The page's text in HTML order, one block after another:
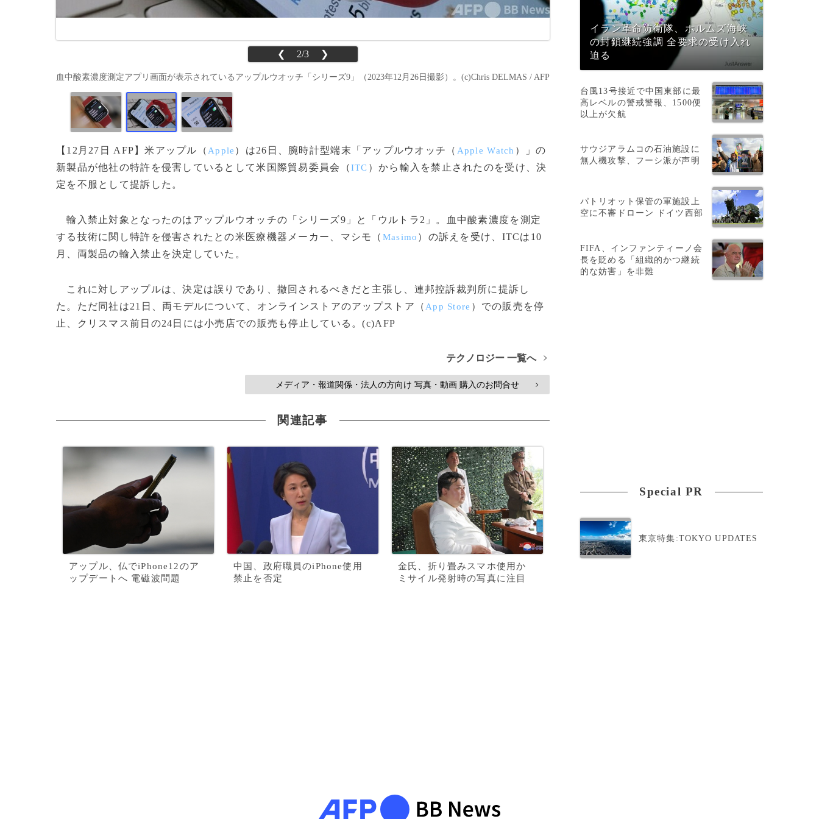
❮ 2/3 ❯
血中酸素濃度測定アプリ画面が表示されているアップルウオッチ「シリーズ9」（2023年12月26日撮影）。(c)Chris DELMAS / AFP
【12月27日 AFP】米アップル（ Apple ）は26日、腕時計型端末「アップルウオッチ（ Apple Watch ）」の
新製品が他社の特許を侵害しているとして米国際貿易委員会（ITC ）から輸入を禁止されたのを受け、決
定を不服として提訴した。
輸入禁止対象となったのはアップルウオッチの「シリーズ9」と「ウルトラ2」。血中酸素濃度を測定
する技術に関し特許を侵害されたとの米医療機器メーカー、マシモ（ Masimo ）の訴えを受け、ITCは10
月、両製品の輸入禁止を決定していた。
これに対しアップルは、決定は誤りであり、撤回されるべきだと主張し、連邦控訴裁判所に提訴し
た。ただ同社は21日、両モデルについて、オンラインストアのアップストア（ App Store ）での販売を停
止、クリスマス前日の24日には小売店での販売も停止している。(c)AFP
テクノロジー 一覧へ >
メディア・報道関係・法人の方向け 写真・動画 購入のお問合せ >
関連記事
アップル、仏でiPhone12のア
ップデートへ 電磁波問題
中国、政府職員のiPhone使用
禁止を否定
金氏、折り畳みスマホ使用か
ミサイル発射時の写真に注目
イラン革命防衛隊、ホルムズ海峡
の封鎖継続強調 全要求の受け入れ
迫る
台風13号接近で中国東部に最
高レベルの警戒警報、1500便
以上が欠航
サウジアラムコの石油施設に
無人機攻撃、フーシ派が声明
パトリオット保管の軍施設上
空に不審ドローン ドイツ西部
FIFA、インファンティーノ会
長を貶める「組織的かつ継続
的な妨害」を非難
Special PR
東京特集:TOKYO UPDATES